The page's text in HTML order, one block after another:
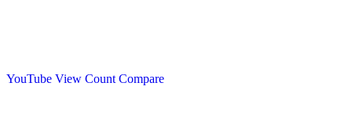
YouTube View Count Compare